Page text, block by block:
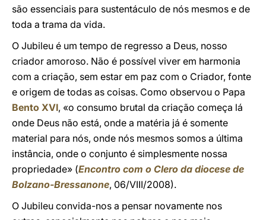
são essenciais para sustentáculo de nós mesmos e de
toda a trama da vida.
O Jubileu é um tempo de regresso a Deus, nosso
criador amoroso. Não é possível viver em harmonia
com a criação, sem estar em paz com o Criador, fonte
e origem de todas as coisas. Como observou o Papa
Bento XVI, «o consumo brutal da criação começa lá
onde Deus não está, onde a matéria já é somente
material para nós, onde nós mesmos somos a última
instância, onde o conjunto é simplesmente nossa
propriedade» (Encontro com o Clero da diocese de
Bolzano-Bressanone, 06/VIII/2008).
O Jubileu convida-nos a pensar novamente nos